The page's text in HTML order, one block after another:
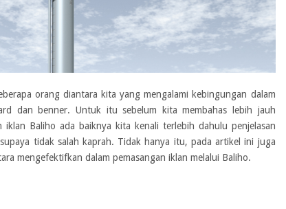
orang diantara kita yang mengalami kebingungan dalam
dan benner. Untuk itu sebelum kita membahas lebih jauh
iklan Baliho ada baiknya kita kenali terlebih dahulu penjelasan
tidak salah kaprah. Tidak hanya itu, pada artikel ini juga
mengefektifkan dalam pemasangan iklan melalui Baliho.